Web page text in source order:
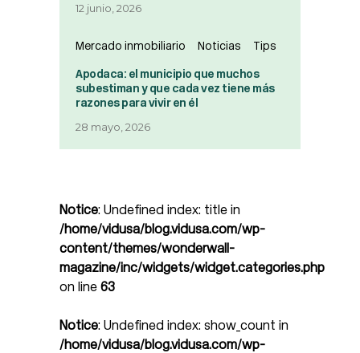
12 junio, 2026
Mercado inmobiliario Noticias Tips
Apodaca: el municipio que muchos
subestiman y que cada vez tiene más
razones para vivir en él
28 mayo, 2026
Notice: Undefined index: title in
/home/vidusa/blog.vidusa.com/wp-
content/themes/wonderwall-
magazine/inc/widgets/widget.categories.php
on line 63
Notice: Undefined index: show_count in
/home/vidusa/blog.vidusa.com/wp-